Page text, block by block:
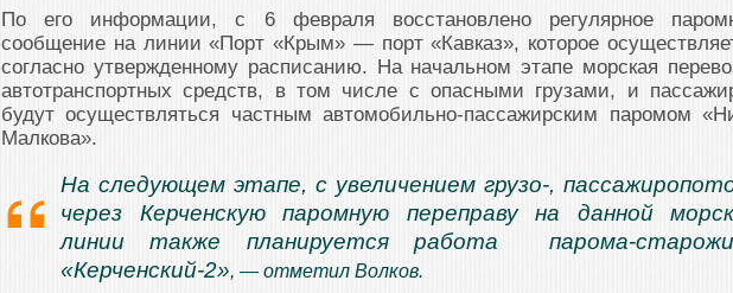
По его информации, с 6 февраля восстановлено регулярное
сообщение на линии «Порт «Крым» — порт «Кавказ», которое
согласно утвержденному расписанию. На начальном этапе морская
автотранспортных средств, в том числе с опасными грузами, и
будут осуществляться частным автомобильно-пассажирским паромом
Малкова».
На следующем этапе, с увеличением грузо-,
через Керченскую паромную переправу на данной
линии также планируется работа парома-
«Керченский-2», — отметил Волков.